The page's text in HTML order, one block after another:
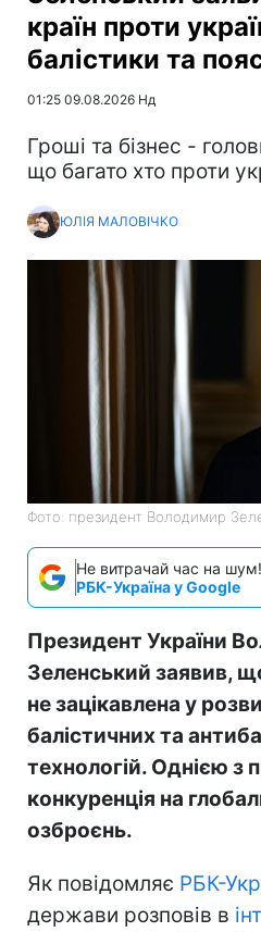
країн проти
балістики та
01:25 09.08.2026 Нд
Гроші та бізнес -
що багато хто проти
ЮЛІЯ МАЛОВІЧКО
Фото: президент Володимир
Не витрачай час на шум!
РБК-Україна у Google
Президент України
Зеленський заявив,
не зацікавлена у
балістичних та
технологій. Однією з
конкуренція на
озброєнь.
Як повідомляє РБК-
держави розповів в